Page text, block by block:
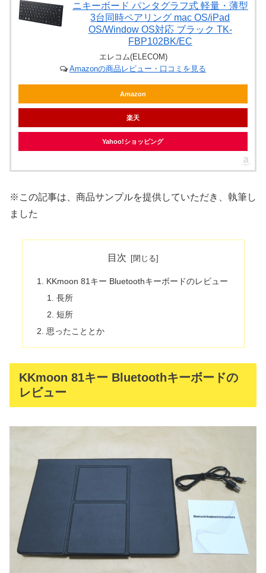
ニキーボード パンタグラフ式 軽量・薄型
3台同時ペアリング mac OS/iPad
OS/Window OS対応 ブラック TK-
FBP102BK/EC
エレコム(ELECOM)
Amazonの商品レビュー・口コミを見る
Amazon
楽天
Yahoo!ショッピング
※この記事は、商品サンプルを提供していただき、執筆し
ました
目次
KKmoon 81キー Bluetoothキーボードのレビュー
長所
短所
思ったこととか
KKmoon 81キー Bluetoothキーボードの
レビュー